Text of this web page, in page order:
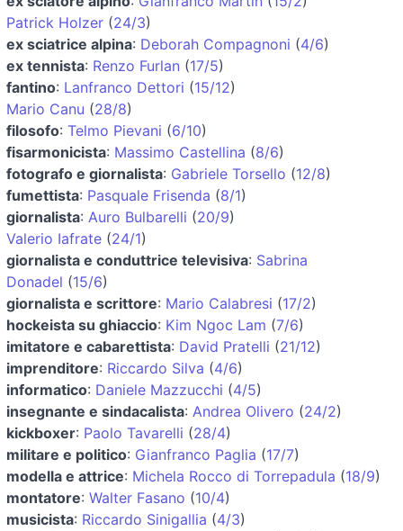
Patrick Holzer (24/3)
ex sciatrice alpina: Deborah Compagnoni (4/6)
ex tennista: Renzo Furlan (17/5)
fantino: Lanfranco Dettori (15/12)
Mario Canu (28/8)
filosofo: Telmo Pievani (6/10)
fisarmonicista: Massimo Castellina (8/6)
fotografo e giornalista: Gabriele Torsello (12/8)
fumettista: Pasquale Frisenda (8/1)
giornalista: Auro Bulbarelli (20/9)
Valerio Iafrate (24/1)
giornalista e conduttrice televisiva: Sabrina
Donadel (15/6)
giornalista e scrittore: Mario Calabresi (17/2)
hockeista su ghiaccio: Kim Ngoc Lam (7/6)
imitatore e cabarettista: David Pratelli (21/12)
imprenditore: Riccardo Silva (4/6)
informatico: Daniele Mazzucchi (4/5)
insegnante e sindacalista: Andrea Olivero (24/2)
kickboxer: Paolo Tavarelli (28/4)
militare e politico: Gianfranco Paglia (17/7)
modella e attrice: Michela Rocco di Torrepadula (18/9)
montatore: Walter Fasano (10/4)
musicista: Riccardo Sinigallia (4/3)